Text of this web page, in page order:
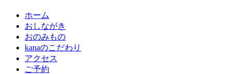
ホーム
おしながき
おのみもの
kanaのこだわり
アクセス
ご予約